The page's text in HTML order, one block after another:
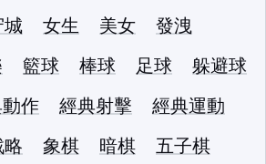
城 女生 美女
發洩
籃球 棒球 足球
躲避球
作 經典射擊
經典運動
略 象棋 暗棋
五子棋